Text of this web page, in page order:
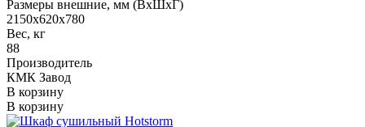
Размеры внешние, мм (ВхШхГ)
2150х620х780
Вес, кг
88
Производитель
КМК Завод
В корзину
В корзину